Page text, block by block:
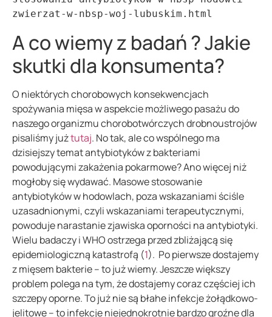
zwierzat-w-nbsp-woj-lubuskim.html
A co wiemy z badań ? Jakie
skutki dla konsumenta?
O niektórych chorobowych konsekwencjach
spożywania mięsa w aspekcie możliwego pasażu do
naszego organizmu chorobotwórczych drobnoustrojów
pisaliśmy jużtutaj. No tak, ale co wspólnego ma
dzisiejszy temat antybiotyków z bakteriami
powodującymi zakażenia pokarmowe? Ano więcej niż
mogłoby się wydawać. Masowe stosowanie
antybiotyków w hodowlach, poza wskazaniami ściśle
uzasadnionymi, czyli wskazaniami terapeutycznymi,
powoduje narastanie zjawiska oporności na antybiotyki.
Wielu badaczy i WHO ostrzega przed zbliżającą się
epidemiologiczną katastrofą (1). Po pierwsze dostajemy
z mięsem bakterie – to już wiemy. Jeszcze większy
problem polega na tym, że dostajemy coraz częściej ich
szczepy oporne. To już nie są błahe infekcje żołądkowo-
jelitowe – to infekcje niejednokrotnie bardzo groźne dla